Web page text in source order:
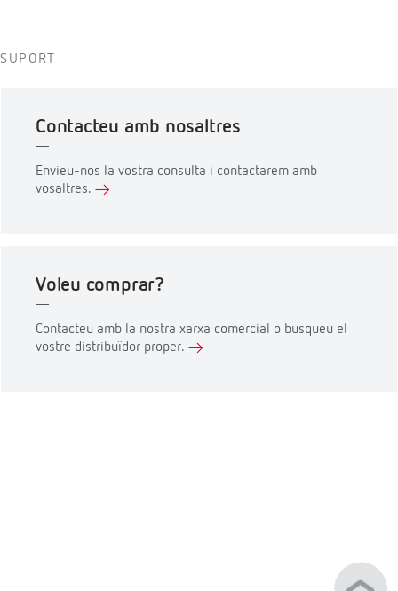
SUPORT
Contacteu amb nosaltres
Envieu-nos la vostra consulta i contactarem amb
vosaltres.
Voleu comprar?
Contacteu amb la nostra xarxa comercial o busqueu el
vostre distribuïdor proper.